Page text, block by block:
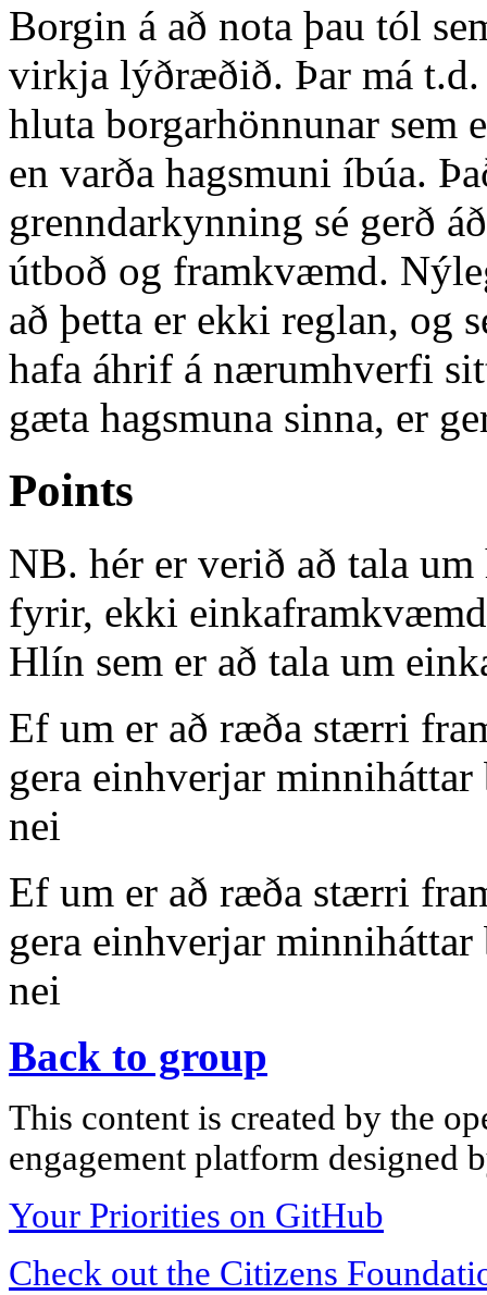
Borgin á að nota þau tól
virkja lýðræðið. Þar má t.d.
hluta borgarhönnunar
en varða hagsmuni íbúa.
grenndarkynning sé gerð
útboð og framkvæmd.
að þetta er ekki reglan, og
hafa áhrif á nærumhverfi
gæta hagsmuna sinna, er
Points
NB. hér er verið að tala
fyrir, ekki
Hlín sem er að tala um
Ef um er að ræða stærri
gera einhverjar
nei
Ef um er að ræða stærri
gera einhverjar
nei
Back to group
This content is created by the
engagement platform designed
Your Priorities on GitHub
Check out the Citizens